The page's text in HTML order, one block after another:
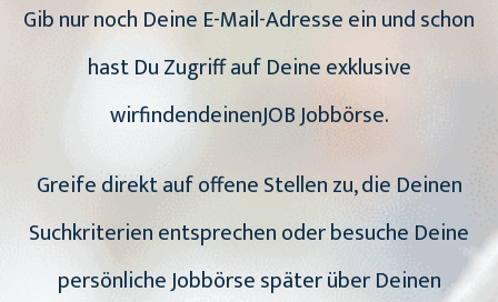
Gib nur noch Deine E-Mail-Adresse ein und schon
hast Du Zugriff auf Deine exklusive
wirfindendeinenJOB Jobbörse.
Greife direkt auf offene Stellen zu, die Deinen
Suchkriterien entsprechen oder besuche Deine
persönliche Jobbörse später über Deinen